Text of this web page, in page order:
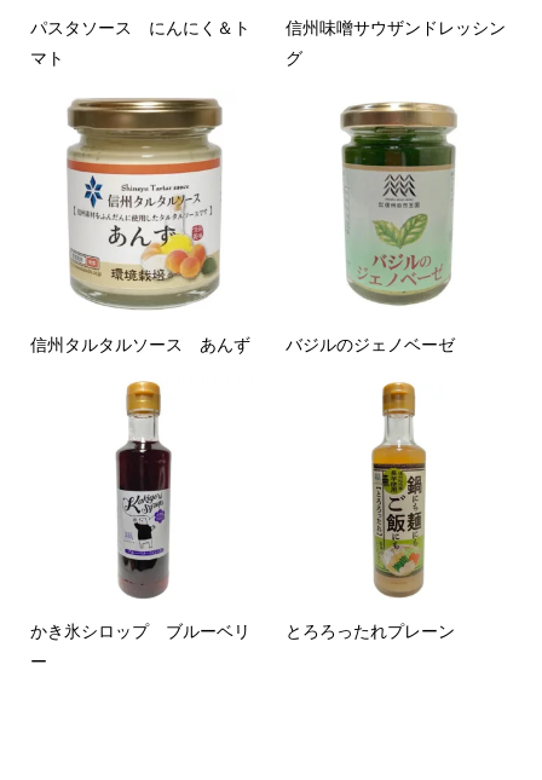
パスタソース にんにく＆ト
マト
信州味噌サウザンドレッシン
グ
信州タルタルソース あんず バジルのジェノベーゼ
かき氷シロップ ブルーベリ
ー
とろろったれプレーン